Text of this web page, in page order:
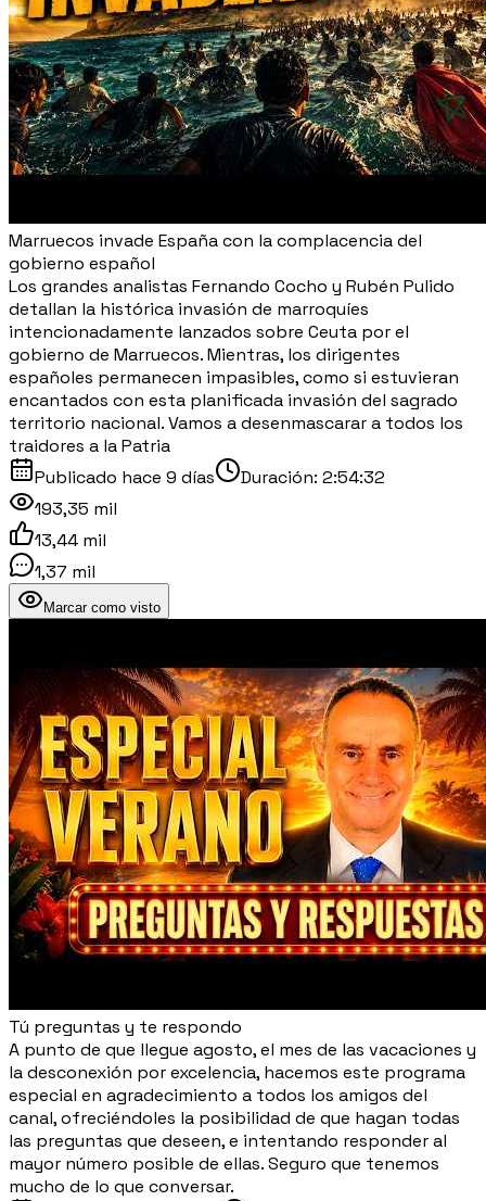
Marruecos invade España con la complacencia del
gobierno español
Los grandes analistas Fernando Cocho y Rubén Pulido
detallan la histórica invasión de marroquíes
intencionadamente lanzados sobre Ceuta por el
gobierno de Marruecos. Mientras, los dirigentes
españoles permanecen impasibles, como si estuvieran
encantados con esta planificada invasión del sagrado
territorio nacional. Vamos a desenmascarar a todos los
traidores a la Patria
Publicado hace 9 días Duración: 2:54:32
193,35 mil
13,44 mil
1,37 mil
Marcar como visto
Tú preguntas y te respondo
A punto de que llegue agosto, el mes de las vacaciones y
la desconexión por excelencia, hacemos este programa
especial en agradecimiento a todos los amigos del
canal, ofreciéndoles la posibilidad de que hagan todas
las preguntas que deseen, e intentando responder al
mayor número posible de ellas. Seguro que tenemos
mucho de lo que conversar.